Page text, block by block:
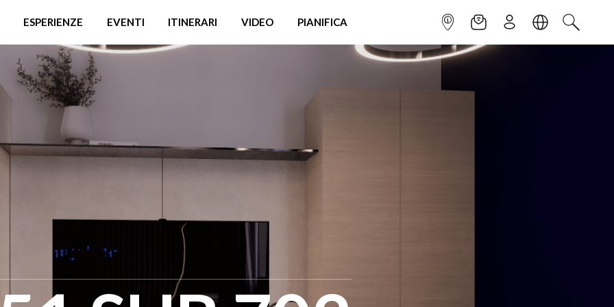
ESPERIENZE EVENTI ITINERARI VIDEO PIANIFICA INFOPOINTNEWSLETTER
ISCRIVITILINGUACERCA